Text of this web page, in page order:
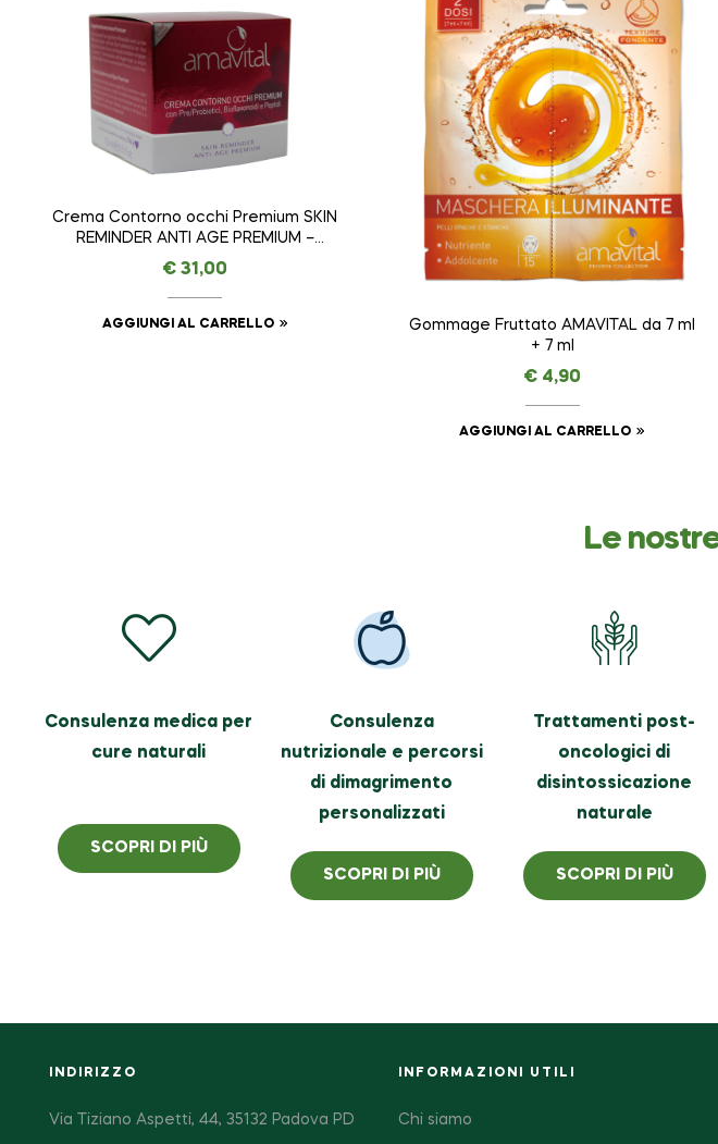
Crema Contorno occhi Premium SKIN
REMINDER ANTI AGE PREMIUM –
AMAVITAL da 15 ml
€ 31,00
AGGIUNGI AL CARRELLO
Gommage Fruttato AMAVITAL da 7 ml
+ 7 ml
€ 4,90
AGGIUNGI AL CARRELLO
Le
Consulenza medica per
cure naturali
SCOPRI DI PIÙ
Consulenza
nutrizionale e percorsi
di dimagrimento
personalizzati
SCOPRI DI PIÙ
Trattamenti post-
oncologici di
disintossicazione
naturale
SCOPRI DI PIÙ
INDIRIZZO
Via Tiziano Aspetti, 44, 35132 Padova PD
INFORMAZIONI UTILI
Chi siamo